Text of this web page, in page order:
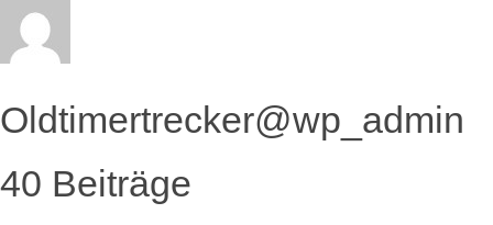
Oldtimertrecker@wp_admin
40 Beiträge